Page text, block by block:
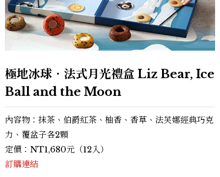
極地冰球‧法式月光禮盒 Liz Bear, Ice
Ball and the Moon
內容物：抹茶、伯爵紅茶、柚香、香草、法芙娜經典巧克
力、覆盆子各2顆
定價：NT1,680元（12入）
訂購連結